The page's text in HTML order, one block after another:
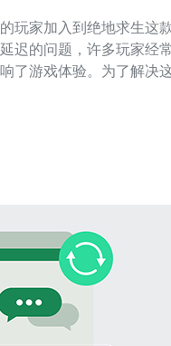
玩家加入到绝地求生这
迟的问题，许多玩家经
了游戏体验。为了解决